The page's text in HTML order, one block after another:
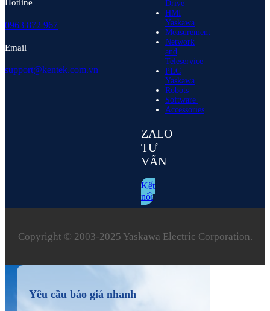
Hotline
0963 872 967
Email
support@kentek.com.vn
Drive
HMI
Yaskawa
Measurement
Network
and
Teleservice
PLC
Yaskawa
Robots
Software
Accessories
ZALO
TƯ
VẤN
Kết
nối
Copyright © 2003‑2025 Yaskawa Electric Corporation.
Yêu cầu báo giá nhanh